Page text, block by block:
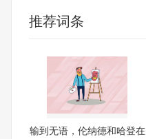
推荐词条
输到无语，伦纳德和哈登在